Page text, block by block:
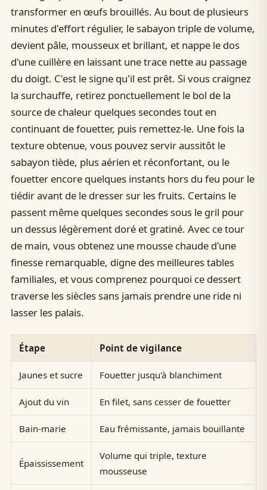
transformer en œufs brouillés. Au bout de plusieurs
minutes d'effort régulier, le sabayon triple de volume,
devient pâle, mousseux et brillant, et nappe le dos
d'une cuillère en laissant une trace nette au passage
du doigt. C'est le signe qu'il est prêt. Si vous craignez
la surchauffe, retirez ponctuellement le bol de la
source de chaleur quelques secondes tout en
continuant de fouetter, puis remettez-le. Une fois la
texture obtenue, vous pouvez servir aussitôt le
sabayon tiède, plus aérien et réconfortant, ou le
fouetter encore quelques instants hors du feu pour le
tiédir avant de le dresser sur les fruits. Certains le
passent même quelques secondes sous le gril pour
un dessus légèrement doré et gratiné. Avec ce tour
de main, vous obtenez une mousse chaude d'une
finesse remarquable, digne des meilleures tables
familiales, et vous comprenez pourquoi ce dessert
traverse les siècles sans jamais prendre une ride ni
lasser les palais.
Étape Point de vigilance
Jaunes et sucre Fouetter jusqu'à blanchiment
Ajout du vin En filet, sans cesser de fouetter
Bain-marie Eau frémissante, jamais bouillante
Épaississement
Volume qui triple, texture
mousseuse